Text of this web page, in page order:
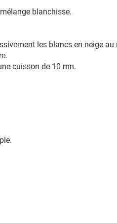
blanchisse.
les blancs en neige au
cuisson de 10 mn.